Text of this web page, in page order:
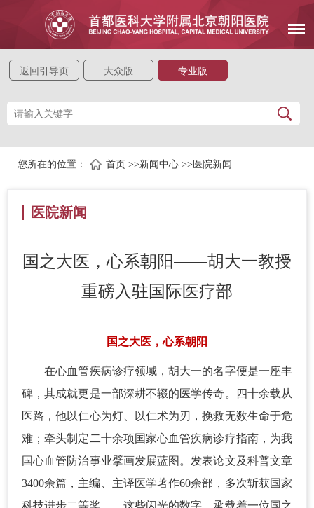
返回引导页 大众版 专业版
您所在的位置： 首页 >>新闻中心 >> 医院新闻
医院新闻
国之大医，心系朝阳——胡大一教授
重磅入驻国际医疗部
国之大医，心系朝阳
在心血管疾病诊疗领域，胡大一的名字便是一座丰
碑，其成就更是一部深耕不辍的医学传奇。四十余载从
医路，他以仁心为灯、以仁术为刃，挽救无数生命于危
难；牵头制定二十余项国家心血管疾病诊疗指南，为我
国心血管防治事业擘画发展蓝图。发表论文及科普文章
3400余篇，主编、主译医学著作60余部，多次斩获国家
科技进步二等奖——这些闪光的数字，承载着一位国之